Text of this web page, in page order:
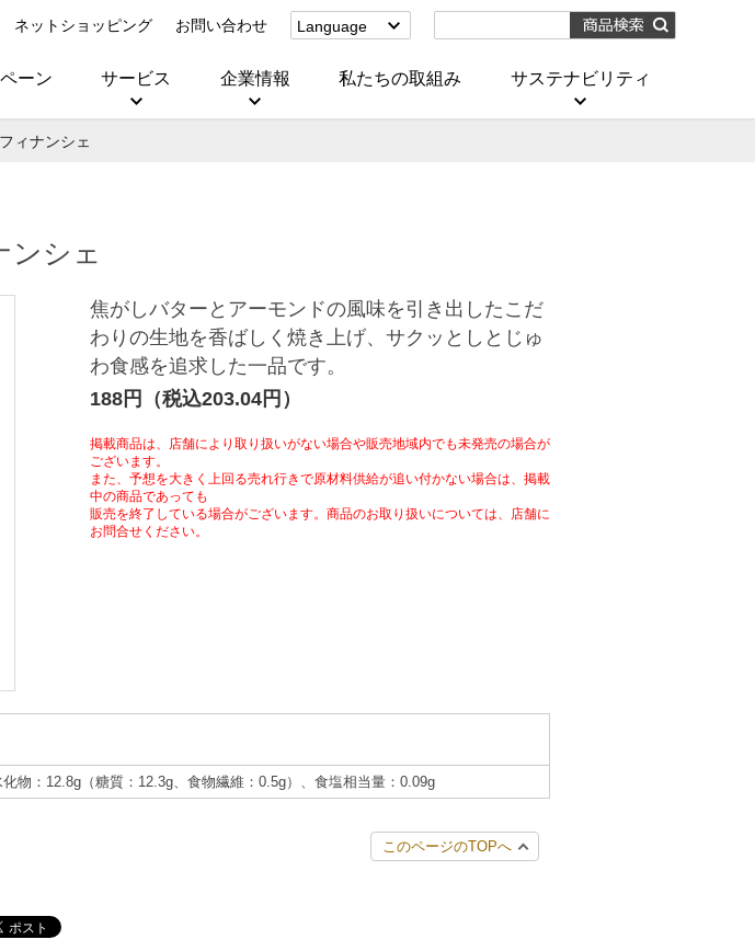
ネットショッピング お問い合わせ
Language
(Corporate)
ーン サービス 企業情報 私たちの取組み サステナビリティ
ィナンシェ
ンシェ
焦がしバターとアーモンドの風味を引き出したこだ
わりの生地を香ばしく焼き上げ、サクッとしとじゅ
わ食感を追求した一品です。
188円（税込203.04円）
掲載商品は、店舗により取り扱いがない場合や販売地域内でも未発売の場合が
ございます。
また、予想を大きく上回る売れ行きで原材料供給が追い付かない場合は、掲載
中の商品であっても
販売を終了している場合がございます。商品のお取り扱いについては、店舗に
お問合せください。
物：12.8g（糖質：12.3g、食物繊維：0.5g）、食塩相当量：0.09g
このページのTOPへ